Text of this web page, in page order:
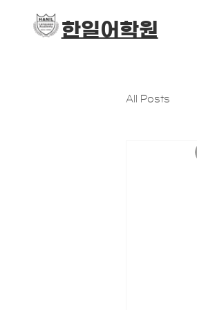
​한일어학원
All Posts